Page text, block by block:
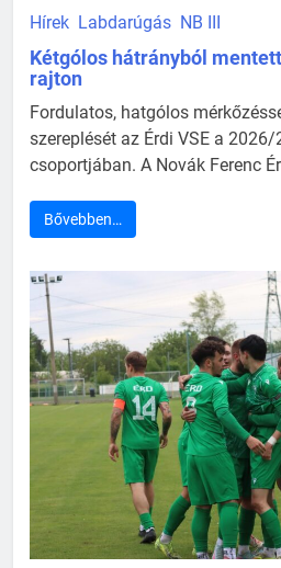
Hírek Labdarúgás NB III
Kétgólos hátrányból
rajton
Fordulatos, hatgólos
szereplését az Érdi VSE a 2026/
csoportjában. A Novák Ferenc
Bővebben…